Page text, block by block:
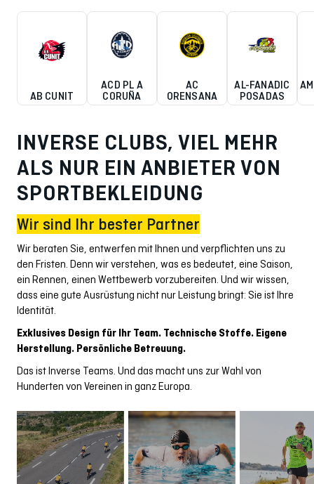
AB CUNIT
ACD PL A
CORUÑA
AC
ORENSANA
AL-FANADIC
POSADAS
INVERSE CLUBS, VIEL MEHR
ALS NUR EIN ANBIETER VON
SPORTBEKLEIDUNG
Wir sind Ihr bester Partner
Wir beraten Sie, entwerfen mit Ihnen und verpflichten uns zu
den Fristen. Denn wir verstehen, was es bedeutet, eine Saison,
ein Rennen, einen Wettbewerb vorzubereiten. Und wir wissen,
dass eine gute Ausrüstung nicht nur Leistung bringt: Sie ist Ihre
Identität.
Exklusives Design für Ihr Team. Technische Stoffe. Eigene
Herstellung. Persönliche Betreuung.
Das ist Inverse Teams. Und das macht uns zur Wahl von
Hunderten von Vereinen in ganz Europa.